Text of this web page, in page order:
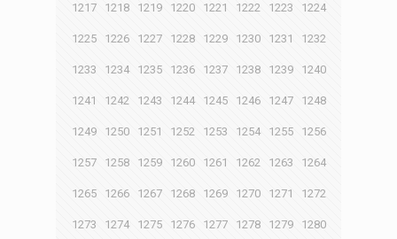
1217 1218 1219 1220 1221 1222 1223 1224
1225 1226 1227 1228 1229 1230 1231 1232
1233 1234 1235 1236 1237 1238 1239 1240
1241 1242 1243 1244 1245 1246 1247 1248
1249 1250 1251 1252 1253 1254 1255 1256
1257 1258 1259 1260 1261 1262 1263 1264
1265 1266 1267 1268 1269 1270 1271 1272
1273 1274 1275 1276 1277 1278 1279 1280